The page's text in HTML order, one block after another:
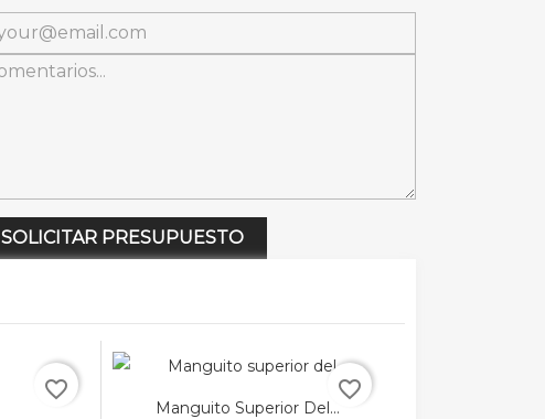
SOLICITAR PRESUPUESTO
favorite_border
Manguito Superior Del...
favorite_border